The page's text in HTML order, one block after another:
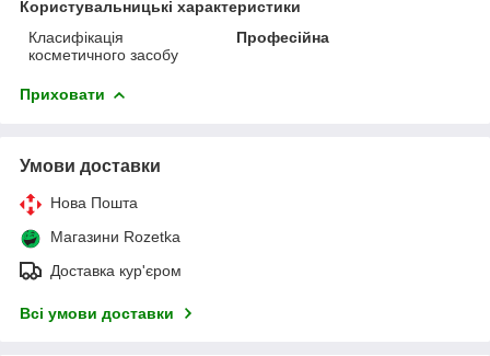
Користувальницькі характеристики
Класифікація
косметичного засобу
Професійна
Приховати
Умови доставки
Нова Пошта
Магазини Rozetka
Доставка кур'єром
Всі умови доставки